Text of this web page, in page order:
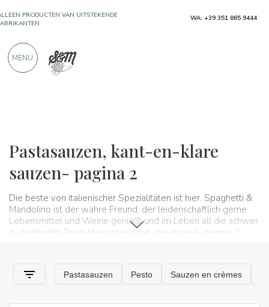
Pastasauzen, kant-en-klare
sauzen- pagina 2
Die beste von italienischer Spezialitäten ist hier. Spaghetti &
Mandolino ist der wahre Freund, der leidenschaftlich gerne
Lebensmittel und Weine genießt und im Leben all die schwer
zu findenden Produkte probiert hat, die du viell- pagina 2
PRODUCTEN VAN UITSTEKENDE
DAN 900 POSITIEVE RECENSIES
WA: +39 351 865 9444
MENU